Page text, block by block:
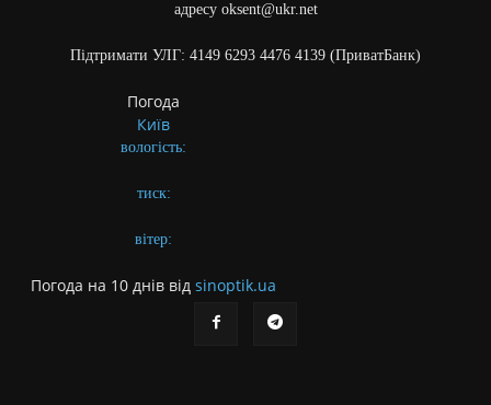
адресу oksent@ukr.net
Підтримати УЛГ: 4149 6293 4476 4139 (ПриватБанк)
Погода
Київ
вологість:
тиск:
вітер:
Погода на 10 днів від sinoptik.ua